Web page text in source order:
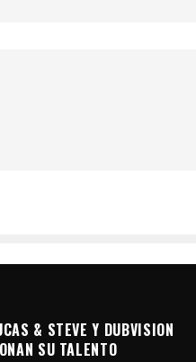
& STEVE Y DUBVISION
SU TALENTO